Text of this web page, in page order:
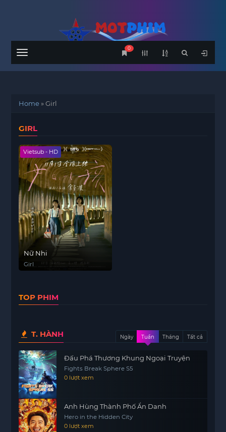
Menu
0
Home»Girl
GIRL
Vietsub - HD
Nữ Nhi
Girl
TOP PHIM
T. HÀNH Ngày Tuần Tháng Tất cả
Đấu Phá Thương Khung Ngoại Truyện
Fights Break Sphere S5
0 lượt xem
Anh Hùng Thành Phố Ẩn Danh
Hero in the Hidden City
0 lượt xem